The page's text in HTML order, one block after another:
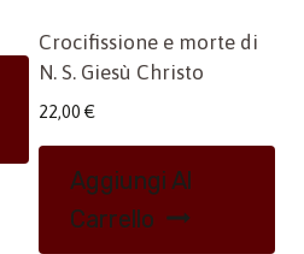
Crocifissione e morte di
N. S. Giesù Christo
22,00 €
Aggiungi Al
Carrello